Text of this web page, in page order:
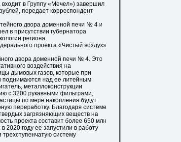
в Группу «Мечел») завершил
передает корреспондент
двора доменной печи № 4 и
в присутствии губернатора
региона.
проекта «Чистый воздух»
двора доменной печи № 4. Это
воздействия на
дымовых газов, которые при
поднимаются над ее литейным
металлоконструкции
с 3200 рукавными фильтрами,
по мере накопления будут
переработку. Благодаря системе
загрязняющих веществ на
проекта составит более 650 млн
2020 году ее запустили в работу
трехступенчатую систему